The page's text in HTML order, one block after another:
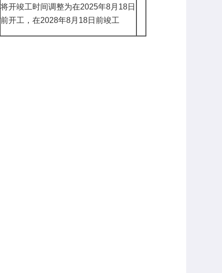
将开竣工时间调整为在2025年8月18日
前开工，在2028年8月18日前竣工